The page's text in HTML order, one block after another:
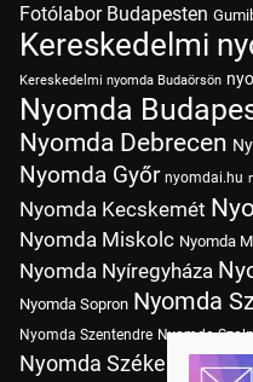
Fotólabor Budapesten
Kereskedelmi
Kereskedelmi nyomda Budaörsön
Nyomda
Nyomda Debrecen
Nyomda Győr nyomdai.hu
Nyomda Kecskemét
Nyomda Miskolc Nyomda
Nyomda Nyíregyháza
Nyomda Sopron Nyomda
Nyomda Szentendre Nyomda
Nyomda